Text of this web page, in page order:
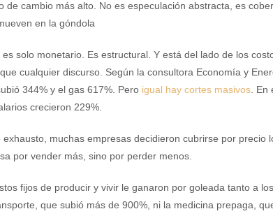
de cambio más alto. No es especulación abstracta, es
en la góndola
es solo monetario. Es estructural. Y está del lado de los
cualquier discurso. Según la consultora Economía y
344% y el gas 617%. Pero igual hay cortes masivos .
crecieron 229%.
exhausto, muchas empresas decidieron cubrirse por precio
por vender más, sino por perder menos.
fijos de producir y vivir le ganaron por goleada tanto a
que subió más de 900%, ni la medicina prepaga,